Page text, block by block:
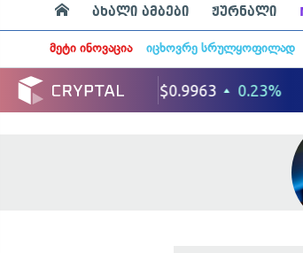
ახალი ამბები ჟურნალი
მეტი ინოვაცია იცხოვრე სრულყოფილად